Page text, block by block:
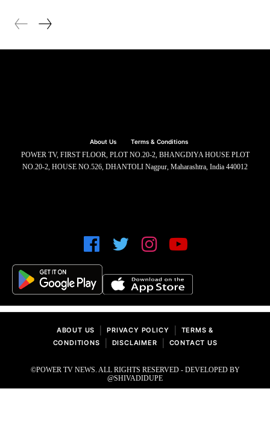
About Us Terms & Conditions
POWER TV, FIRST FLOOR, PLOT NO.20-2, BHANGDIYA HOUSE PLOT
NO.20-2, HOUSE NO.526, DHANTOLI Nagpur, Maharashtra, India 440012
ABOUT US PRIVACY POLICY
TERMS &
CONDITIONS
DISCLAIMER CONTACT US
©POWER TV NEWS. ALL RIGHTS RESERVED - DEVELOPED BY
@SHIVADIDUPE